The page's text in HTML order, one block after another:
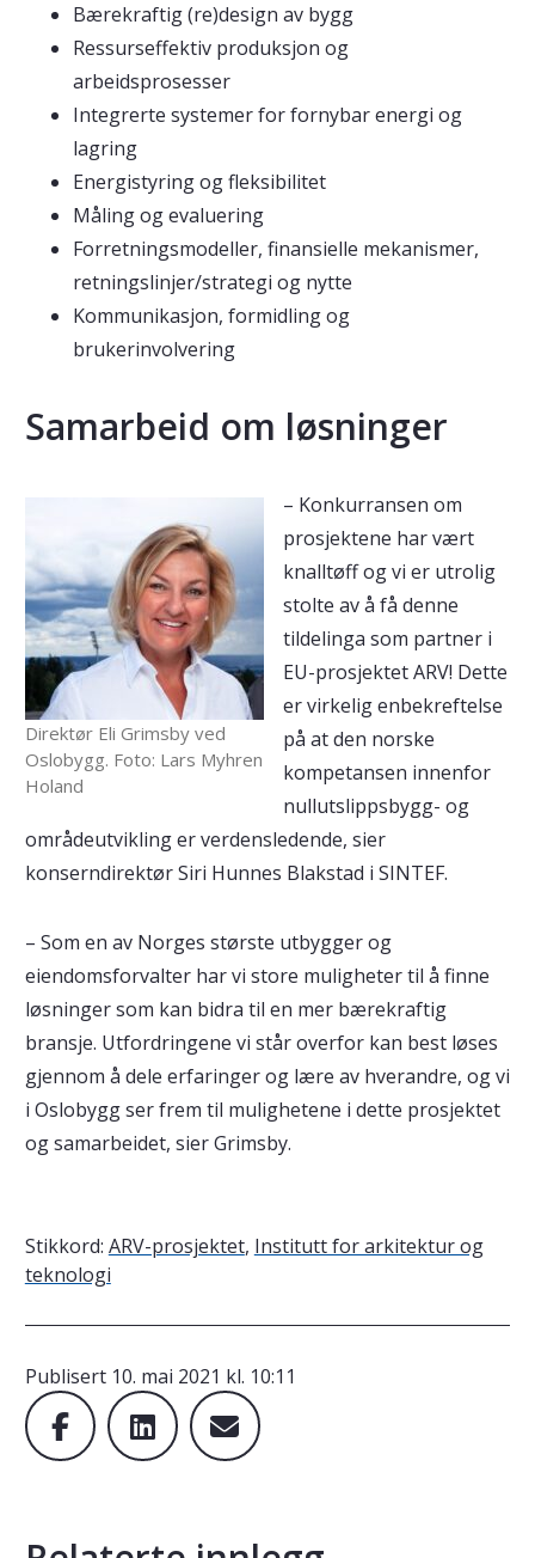
Bærekraftig (re)design av bygg
Ressurseffektiv produksjon og
arbeidsprosesser
Integrerte systemer for fornybar energi og
lagring
Energistyring og fleksibilitet
Måling og evaluering
Forretningsmodeller, finansielle mekanismer,
retningslinjer/strategi og nytte
Kommunikasjon, formidling og
brukerinvolvering
Samarbeid om løsninger
Direktør Eli Grimsby ved
Oslobygg. Foto: Lars Myhren
Holand
– Konkurransen om
prosjektene har vært
knalltøff og vi er utrolig
stolte av å få denne
tildelinga som partner i
EU-prosjektet ARV! Dette
er virkelig enbekreftelse
på at den norske
kompetansen innenfor
nullutslippsbygg- og
områdeutvikling er verdensledende, sier
konserndirektør Siri Hunnes Blakstad i SINTEF.
– Som en av Norges største utbygger og
eiendomsforvalter har vi store muligheter til å finne
løsninger som kan bidra til en mer bærekraftig
bransje. Utfordringene vi står overfor kan best løses
gjennom å dele erfaringer og lære av hverandre, og vi
i Oslobygg ser frem til mulighetene i dette prosjektet
og samarbeidet, sier Grimsby.
Stikkord: ARV-prosjektet, Institutt for arkitektur og
teknologi
Publisert 10. mai 2021 kl. 10:11